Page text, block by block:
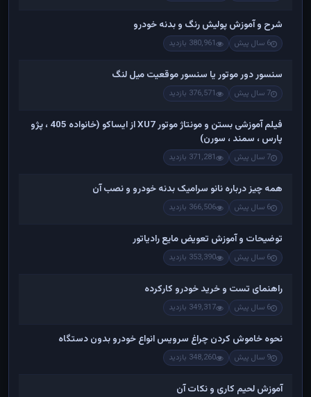
شرح و آموزش پولیش رنگ و بدنه خودرو
6 سال پیش 380,961 بازدید
سنسور دور موتور یا سنسور موقعیت میل لنگ
7 سال پیش 376,571 بازدید
فیلم آموزشی بستن و مونتاژ موتور XU7 از ایساکو (خانواده 405 ، پژو
پارس ، سمند ، سورن)
7 سال پیش 371,281 بازدید
همه چیز درباره نانو سرامیک بدنه خودرو و نصب آن
6 سال پیش 366,506 بازدید
توضیحات و آموزش تعویض مایع رادیاتور
6 سال پیش 353,390 بازدید
راهنمای تست و خريد خودرو کارکرده
6 سال پیش 349,317 بازدید
نحوه خاموش کردن چراغ سرویس انواع خودرو بدون دستگاه
9 سال پیش 348,260 بازدید
آموزش لحیم کاری و نکات آن